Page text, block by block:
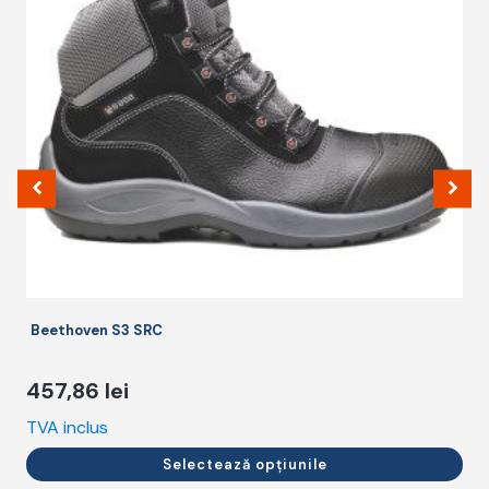
Beethoven S3 SRC
457,86 lei
TVA inclus
Selectează opțiunile
Opțiunile
alese
pagina
produsului.